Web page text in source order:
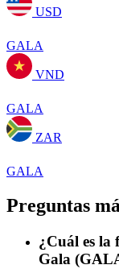
USD
GALA
VND
GALA
ZAR
GALA
Preguntas
¿Cuál es la
Gala